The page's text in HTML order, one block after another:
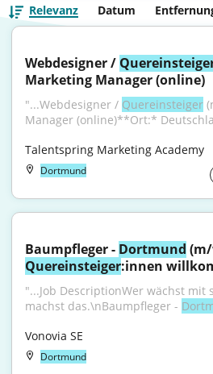
Relevanz Datum
Webdesigner /
Marketing Manager (online)
"...Webdesigner / Quereinsteiger
Manager (online)**Ort:*
Talentspring Marketing Academy
Dortmund
Baumpfleger - Dortmund
Quereinsteiger:innen
"...Job DescriptionWer wächst mit
machst das.\nBaumpfleger -
Vonovia SE
Dortmund